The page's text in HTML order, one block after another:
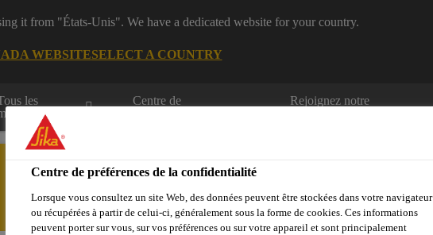
it from "États-Unis". We have a dedicated website for your country.
WEBSITESELECT A COUNTRY
les
Centre de
Rejoignez notre
Centre de préférences de la confidentialité
Lorsque vous consultez un site Web, des données peuvent être stockées dans votre navigateur
ou récupérées à partir de celui-ci, généralement sous la forme de cookies. Ces informations
peuvent porter sur vous, sur vos préférences ou sur votre appareil et sont principalement